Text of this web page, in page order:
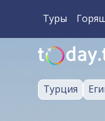
Туры
Турция